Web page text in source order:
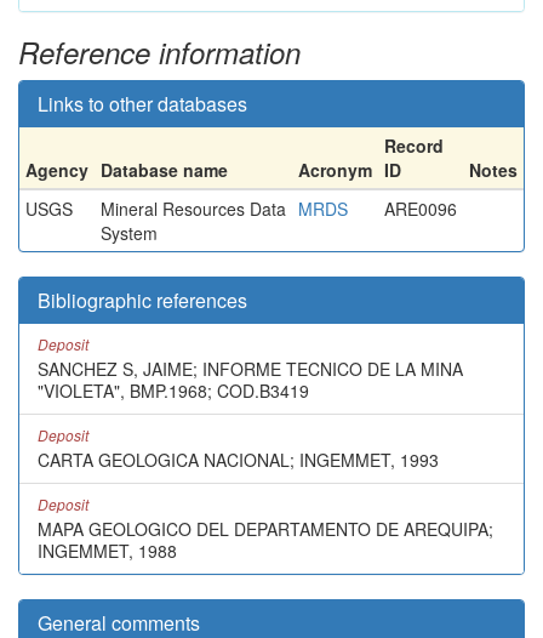
Reference information
Links to other databases
Agency Database name Acronym
Record
ID
Notes
USGS
Mineral Resources Data
System
MRDS ARE0096
Bibliographic references
Deposit
SANCHEZ S, JAIME; INFORME TECNICO DE LA MINA
"VIOLETA", BMP.1968; COD.B3419
Deposit
CARTA GEOLOGICA NACIONAL; INGEMMET, 1993
Deposit
MAPA GEOLOGICO DEL DEPARTAMENTO DE AREQUIPA;
INGEMMET, 1988
General comments